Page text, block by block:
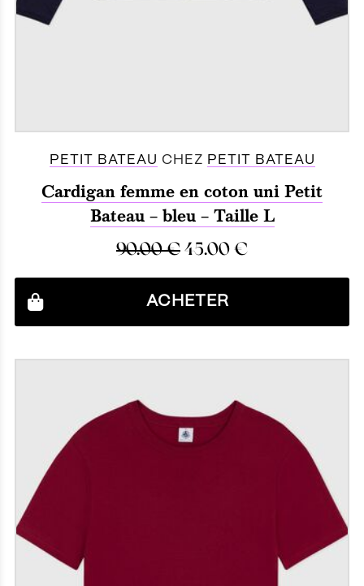
PETIT BATEAU CHEZ PETIT BATEAU
Cardigan femme en coton uni Petit
Bateau – bleu – Taille L
90.00€ 45.00 €
ACHETER